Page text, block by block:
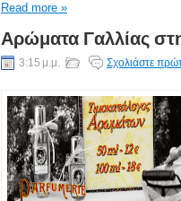
Read more »
Αρώματα Γαλλίας
3:15 μ.μ. Σχολιάστε